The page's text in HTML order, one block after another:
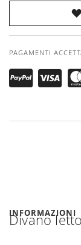
PAGAMENTI
INFORMAZIONI
Divano